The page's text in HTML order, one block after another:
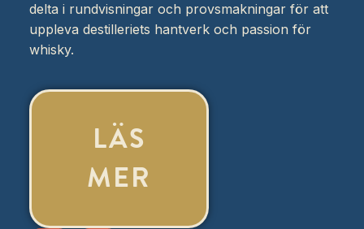
delta i rundvisningar och provsmakningar för att
uppleva destilleriets hantverk och passion för
whisky.
LÄS
MER